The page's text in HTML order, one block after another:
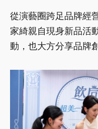
從演藝圈跨足品牌經
家綺親自現身新品活
動，也大方分享品牌